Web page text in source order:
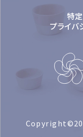
特
プライバ